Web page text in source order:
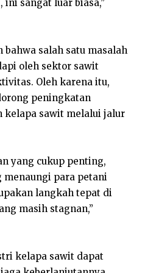
sangat luar biasa,”
salah satu masalah
oleh sektor sawit
Oleh karena itu,
peningkatan
kelapa sawit melalui jalur
yang cukup penting,
menaungi para petani
langkah tepat di
masih stagnan,”
kelapa sawit dapat